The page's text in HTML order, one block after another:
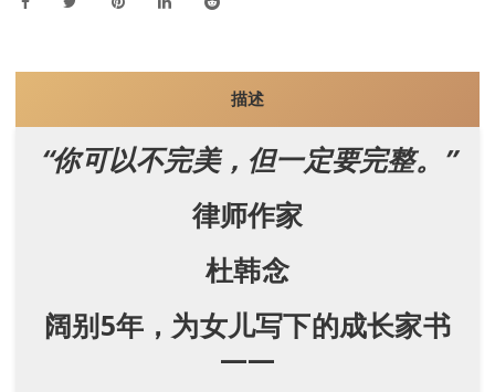
描述
“你可以不完美，但一定要完整。”
律师作家
杜韩念
阔别5年，为女儿写下的成长家书
——